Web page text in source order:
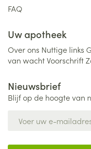
FAQ
Uw apotheek
Over ons Nuttige links
van wachtVoorschrift
Nieuwsbrief
Blijf op de hoogte van